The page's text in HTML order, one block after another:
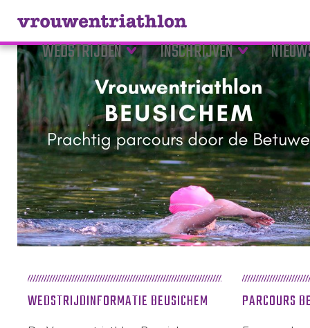
WEDSTRIJDEN INSCHRIJVEN
WEDSTRIJDINFORMATIE BEUSICHEM PARCOURS